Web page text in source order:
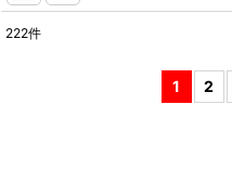
222件
1 2